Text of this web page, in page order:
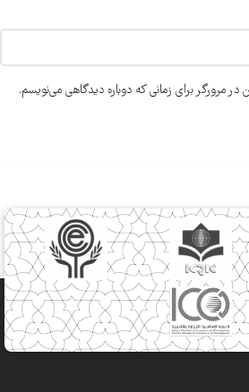
مرورگر برای زمانی که دوباره دیدگاهی می‌نویسم.